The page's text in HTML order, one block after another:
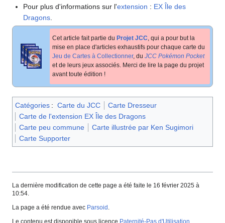
Pour plus d'informations sur l'extension : EX Île des
Dragons
Cet article fait partie du Projet JCC, qui a pour but la
mise en place d'articles exhaustifs pour chaque carte du
Jeu de Cartes à Collectionner, du JCC Pokémon Pocket
et de leurs jeux associés. Merci de lire la page du projet
avant toute édition !
Catégories : Carte du JCC
Carte Dresseur
Carte de l'extension EX Île des Dragons
Carte peu commune
Carte illustrée par Ken Sugimori
Carte Supporter
La dernière modification de cette page a été faite le 16 février 2025 à
10:54.
La page a été rendue avec Parsoid .